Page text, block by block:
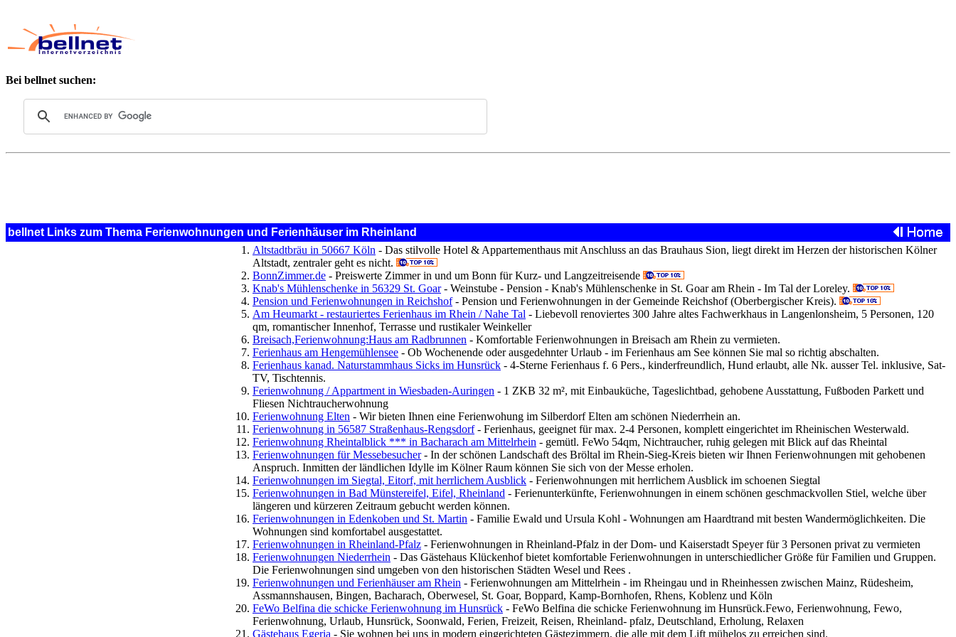
Bei bellnet suchen:
bellnet Links zum Thema Ferienwohnungen und Ferienhäuser im Rheinland
Altstadtbräu in 50667 Köln - Das stilvolle Hotel & Appartementhaus mit Anschluss an das Brauhaus Sion, liegt direkt im Herzen der historischen Kölner
Altstadt, zentraler geht es nicht.
BonnZimmer.de - Preiswerte Zimmer in und um Bonn für Kurz- und Langzeitreisende
Knab's Mühlenschenke in 56329 St. Goar- Weinstube - Pension - Knab's Mühlenschenke in St. Goar am Rhein - Im Tal der Loreley.
Pension und Ferienwohnungen in Reichshof- Pension und Ferienwohnungen in der Gemeinde Reichshof (Oberbergischer Kreis).
Am Heumarkt - restauriertes Ferienhaus im Rhein / Nahe Tal - Liebevoll renoviertes 300 Jahre altes Fachwerkhaus in Langenlonsheim, 5 Personen, 120
qm, romantischer Innenhof, Terrasse und rustikaler Weinkeller
Breisach,Ferienwohnung:Haus am Radbrunnen - Komfortable Ferienwohnungen in Breisach am Rhein zu vermieten.
Ferienhaus am Hengemühlensee - Ob Wochenende oder ausgedehnter Urlaub - im Ferienhaus am See können Sie mal so richtig abschalten.
Ferienhaus kanad. Naturstammhaus Sicks im Hunsrück - 4-Sterne Ferienhaus f. 6 Pers., kinderfreundlich, Hund erlaubt, alle Nk. ausser Tel. inklusive, Sat-
TV, Tischtennis.
Ferienwohnung / Appartment in Wiesbaden-Auringen - 1 ZKB 32 m², mit Einbauküche, Tageslichtbad, gehobene Ausstattung, Fußboden Parkett und
Fliesen Nichtraucherwohnung
Ferienwohnung Elten - Wir bieten Ihnen eine Ferienwohung im Silberdorf Elten am schönen Niederrhein an.
Ferienwohnung in 56587 Straßenhaus-Rengsdorf- Ferienhaus, geeignet für max. 2-4 Personen, komplett eingerichtet im Rheinischen Westerwald.
Ferienwohnung Rheintalblick *** in Bacharach am Mittelrhein - gemütl. FeWo 54qm, Nichtraucher, ruhig gelegen mit Blick auf das Rheintal
Ferienwohnungen für Messebesucher- In der schönen Landschaft des Bröltal im Rhein-Sieg-Kreis bieten wir Ihnen Ferienwohnungen mit gehobenen
Anspruch. Inmitten der ländlichen Idylle im Kölner Raum können Sie sich von der Messe erholen.
Ferienwohnungen im Siegtal, Eitorf, mit herrlichem Ausblick - Ferienwohnungen mit herrlichem Ausblick im schoenen Siegtal
Ferienwohnungen in Bad Münstereifel, Eifel, Rheinland - Ferienunterkünfte, Ferienwohnungen in einem schönen geschmackvollen Stiel, welche über
längeren und kürzeren Zeitraum gebucht werden können.
Ferienwohnungen in Edenkoben und St. Martin - Familie Ewald und Ursula Kohl - Wohnungen am Haardtrand mit besten Wandermöglichkeiten. Die
Wohnungen sind komfortabel ausgestattet.
Ferienwohnungen in Rheinland-Pfalz - Ferienwohnungen in Rheinland-Pfalz in der Dom- und Kaiserstadt Speyer für 3 Personen privat zu vermieten
Ferienwohnungen Niederrhein - Das Gästehaus Klückenhof bietet komfortable Ferienwohnungen in unterschiedlicher Größe für Familien und Gruppen.
Die Ferienwohnungen sind umgeben von den historischen Städten Wesel und Rees .
Ferienwohnungen und Ferienhäuser am Rhein - Ferienwohnungen am Mittelrhein - im Rheingau und in Rheinhessen zwischen Mainz, Rüdesheim,
Assmannshausen, Bingen, Bacharach, Oberwesel, St. Goar, Boppard, Kamp-Bornhofen, Rhens, Koblenz und Köln
FeWo Belfina die schicke Ferienwohnung im Hunsrück - FeWo Belfina die schicke Ferienwohnung im Hunsrück.Fewo, Ferienwohnung, Fewo,
Ferienwohnung, Urlaub, Hunsrück, Soonwald, Ferien, Freizeit, Reisen, Rheinland- pfalz, Deutschland, Erholung, Relaxen
Gästehaus Egeria - Sie wohnen bei uns in modern eingerichteten Gästezimmern, die alle mit dem Lift mühelos zu erreichen sind.